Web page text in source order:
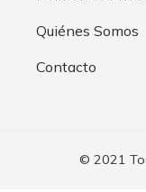
Quiénes Somos
Contacto
© 2021